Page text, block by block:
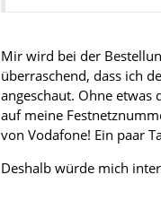
Mir wird bei der
überraschend, dass ich
angeschaut. Ohne etwas
auf meine
von Vodafone! Ein paar
Deshalb würde mich